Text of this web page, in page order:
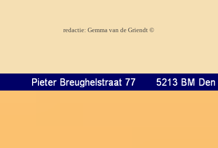
redactie: Gemma van de Griendt©